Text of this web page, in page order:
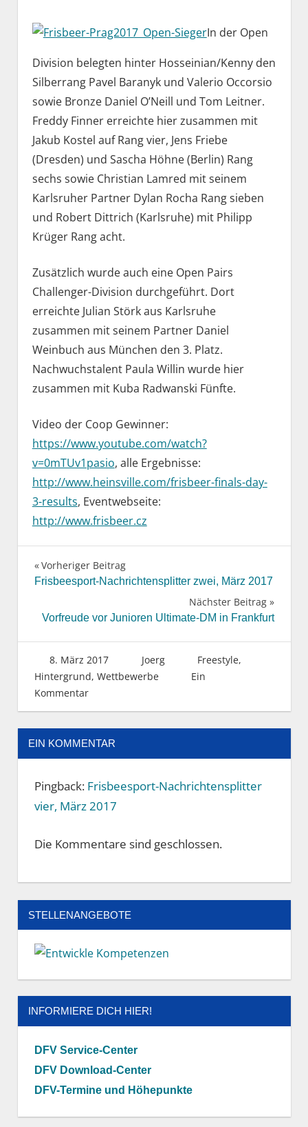
In der Open
Division belegten hinter Hosseinian/Kenny den
Silberrang Pavel Baranyk und Valerio Occorsio
sowie Bronze Daniel O’Neill und Tom Leitner.
Freddy Finner erreichte hier zusammen mit
Jakub Kostel auf Rang vier, Jens Friebe
(Dresden) und Sascha Höhne (Berlin) Rang
sechs sowie Christian Lamred mit seinem
Karlsruher Partner Dylan Rocha Rang sieben
und Robert Dittrich (Karlsruhe) mit Philipp
Krüger Rang acht.
Zusätzlich wurde auch eine Open Pairs
Challenger-Division durchgeführt. Dort
erreichte Julian Störk aus Karlsruhe
zusammen mit seinem Partner Daniel
Weinbuch aus München den 3. Platz.
Nachwuchstalent Paula Willin wurde hier
zusammen mit Kuba Radwanski Fünfte.
Video der Coop Gewinner:
https://www.youtube.com/watch?
v=0mTUv1pasio, alle Ergebnisse:
http://www.heinsville.com/frisbeer-finals-day-
3-results, Eventwebseite:
http://www.frisbeer.cz
Beitragsnavigation
Vorheriger Beitrag
Frisbeesport-Nachrichtensplitter zwei, März 2017
Nächster Beitrag
Vorfreude vor Junioren Ultimate-DM in Frankfurt
8. März 2017 Joerg Freestyle,
Hintergrund, Wettbewerbe
Ein
Kommentar
EIN KOMMENTAR
Pingback: Frisbeesport-Nachrichtensplitter
vier, März 2017
Die Kommentare sind geschlossen.
STELLENANGEBOTE
INFORMIERE DICH HIER!
DFV Service-Center
DFV Download-Center
DFV-Termine und Höhepunkte